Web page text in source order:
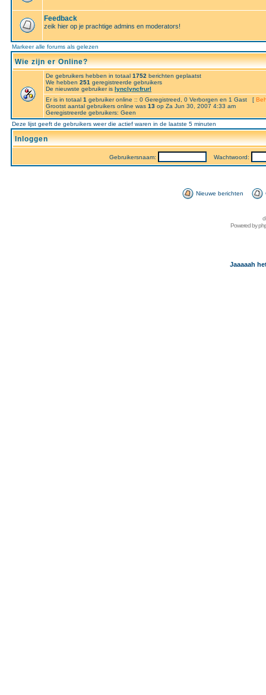
Feedback
zeik hier op je prachtige admins en moderators!
Markeer alle forums als gelezen
Wie zijn er Online?
De gebruikers hebben in totaal 1752 berichten geplaatst
We hebben 251 geregistreerde gebruikers
De nieuwste gebruiker is lynclyncfrurl
Er is in totaal 1 gebruiker online :: 0 Geregistreed, 0 Verborgen en 1 Gast [
Grootst aantal gebruikers online was 13 op Za Jun 30, 2007 4:33 am
Geregistreerde gebruikers: Geen
Deze lijst geeft de gebruikers weer die actief waren in de laatste 5 minuten
Inloggen
Gebruikersnaam: Wachtwoord:
Nieuwe berichten
Powered by
Jaaaaah